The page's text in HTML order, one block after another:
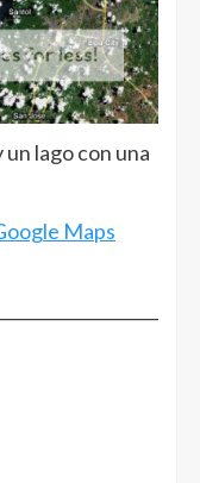
un lago con una
Maps